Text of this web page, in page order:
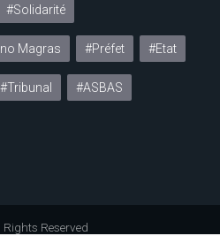
#Solidarité
Magras #Préfet #Etat
#Tribunal #ASBAS
Rights Reserved